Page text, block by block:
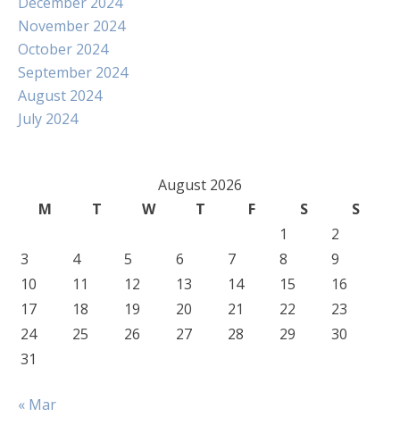
November 2024
October 2024
September 2024
August 2024
July 2024
August 2026
M
T W T F S
S
1
2
3
4 5 6 7 8
9
10
11 12 13 14 15
16
17
18 19 20 21 22
23
24
25 26 27 28 29
30
31
« Mar